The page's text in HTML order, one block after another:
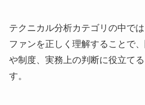
テクニカル分析カテゴリの中で
ファンを正しく理解することで
や制度、実務上の判断に役立て
す。